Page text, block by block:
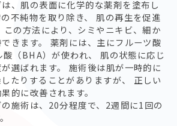
、肌の表面に化学的な薬剤を塗布し
不純物を取り除き、 肌の再生を促進
この方法により、シミやニキビ、細か
きます。 薬剤には、主にフルーツ酸
酸（BHA）が使われ、 肌の状態に応じ
選ばれます。 施術後は肌が一時的に
たりすることがありますが、 正しい
的に改善されます。
施術は、20分程度で、2週間に1回の